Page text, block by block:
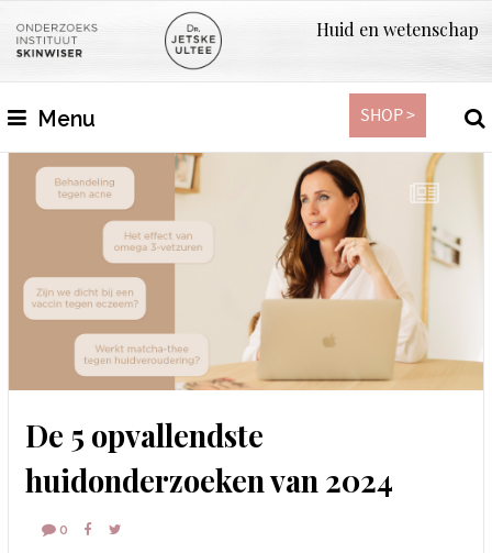
Huid en wetenschap
Menu SHOP >
De 5 opvallendste
huidonderzoeken van 2024
0